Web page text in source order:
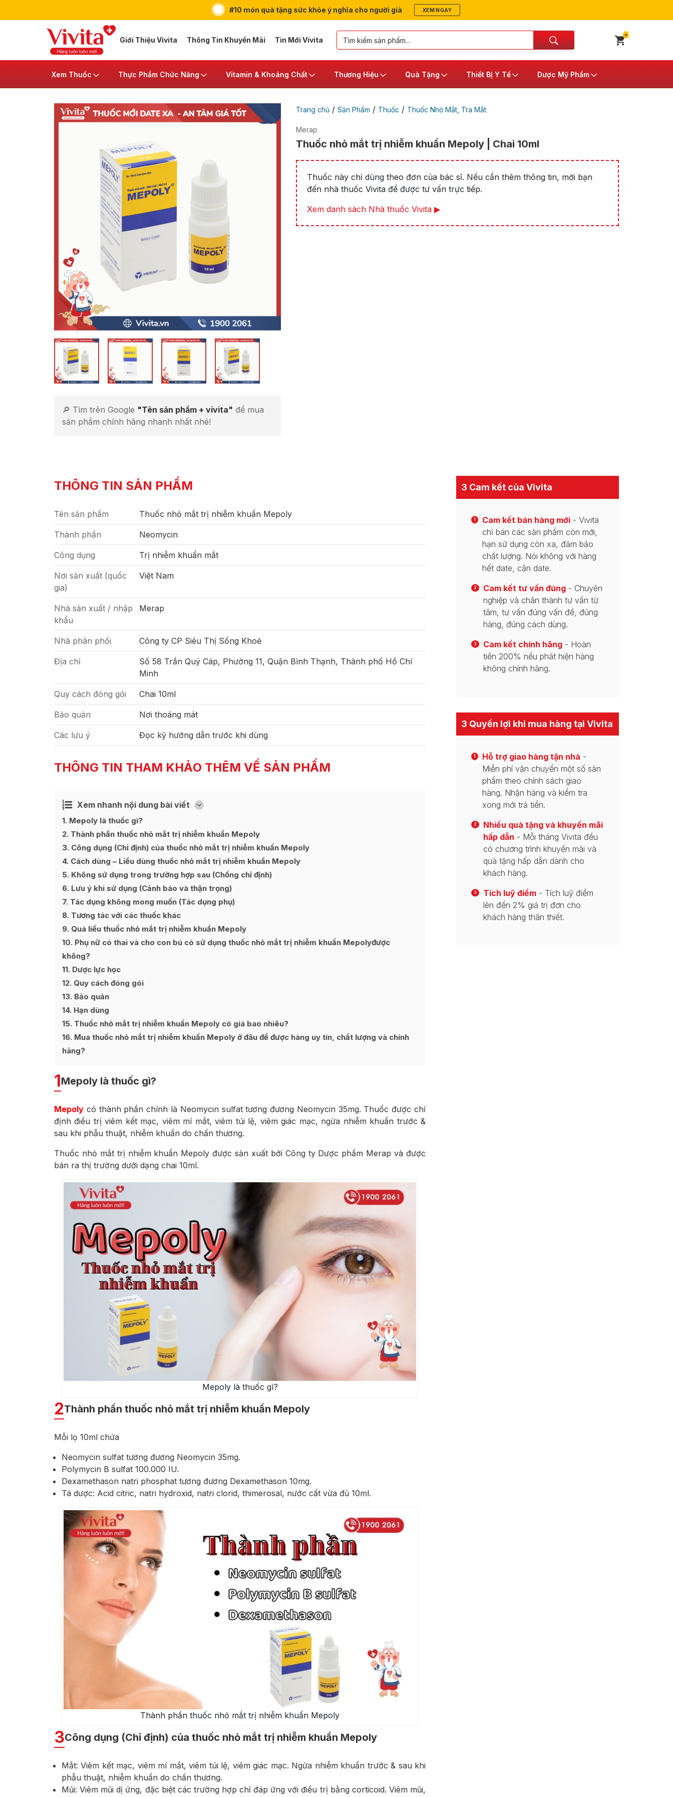
#10 món quà tặng sức khỏe ý nghĩa cho người già XEM NGAY
Giới Thiệu Vivita Thông Tin Khuyến Mãi Tin Mới Vivita
0
Xem Thuốc Thực Phẩm Chức Năng Vitamin & Khoáng Chất Thương Hiệu Quà Tặng Thiết Bị Y Tế Dược Mỹ Phẩm
🔎 Tìm trên Google "Tên sản phẩm + vivita" để mua
sản phẩm chính hãng nhanh nhất nhé!
Trang chủ/ Sản Phẩm / Thuốc / Thuốc Nhỏ Mắt, Tra Mắt
Merap
Thuốc nhỏ mắt trị nhiễm khuẩn Mepoly | Chai 10ml
Thuốc này chỉ dùng theo đơn của bác sĩ. Nếu cần thêm thông tin, mời bạn
đến nhà thuốc Vivita để được tư vấn trực tiếp.
Xem danh sách Nhà thuốc Vivita ▶
THÔNG TIN SẢN PHẨM
Tên sản phẩm Thuốc nhỏ mắt trị nhiễm khuẩn Mepoly
Thành phần Neomycin
Công dụng Trị nhiễm khuẩn mắt
Nơi sản xuất (quốc
gia)
Việt Nam
Nhà sản xuất / nhập
khẩu
Merap
Nhà phân phối Công ty CP Siêu Thị Sống Khoẻ
Địa chỉ
Số 58 Trần Quý Cáp, Phường 11, Quận Bình Thạnh, Thành phố Hồ Chí
Minh
Quy cách đóng gói Chai 10ml
Bảo quản Nơi thoáng mát
Các lưu ý Đọc kỹ hướng dẫn trước khi dùng
THÔNG TIN THAM KHẢO THÊM VỀ SẢN PHẨM
Xem nhanh nội dung bài viết [
Ẩn
1 Mepoly là thuốc gì?
2 Thành phần thuốc nhỏ mắt trị nhiễm khuẩn Mepoly
3 Công dụng (Chỉ định) của thuốc nhỏ mắt trị nhiễm khuẩn Mepoly
4 Cách dùng – Liều dùng thuốc nhỏ mắt trị nhiễm khuẩn Mepoly
5 Không sử dụng trong trường hợp sau (Chống chỉ định)
6 Lưu ý khi sử dụng (Cảnh báo và thận trọng)
7 Tác dụng không mong muốn (Tác dụng phụ)
8 Tương tác với các thuốc khác
9 Quá liều thuốc nhỏ mắt trị nhiễm khuẩn Mepoly
10 Phụ nữ có thai và cho con bú có sử dụng thuốc nhỏ mắt trị nhiễm khuẩn Mepolyđược
không?
11 Dược lực học
12 Quy cách đóng gói
13 Bảo quản
14 Hạn dùng
15 Thuốc nhỏ mắt trị nhiễm khuẩn Mepoly có giá bao nhiêu?
16 Mua thuốc nhỏ mắt trị nhiễm khuẩn Mepoly ở đâu để được hàng uy tín, chất lượng và chính
hãng?
1Mepoly là thuốc gì?
Mepoly có thành phần chính là Neomycin sulfat tương đương Neomycin 35mg. Thuốc được chỉ
định điều trị viêm kết mạc, viêm mí mắt, viêm túi lệ, viêm giác mạc, ngừa nhiễm khuẩn trước &
sau khi phẫu thuật, nhiễm khuẩn do chấn thương.
Thuốc nhỏ mắt trị nhiễm khuẩn Mepoly được sản xuất bởi Công ty Dược phẩm Merap và được
bán ra thị trường dưới dạng chai 10ml.
Mepoly là thuốc gì?
2Thành phần thuốc nhỏ mắt trị nhiễm khuẩn Mepoly
Mỗi lọ 10ml chứa
Neomycin sulfat tương đương Neomycin 35mg.
Polymycin B sulfat 100.000 IU.
Dexamethason natri phosphat tương đương Dexamethason 10mg.
Tá dược: Acid citric, natri hydroxid, natri clorid, thimerosal, nước cất vừa đủ 10ml.
Thành phần thuốc nhỏ mắt trị nhiễm khuẩn Mepoly
3Công dụng (Chỉ định) của thuốc nhỏ mắt trị nhiễm khuẩn Mepoly
Mắt: Viêm kết mạc, viêm mí mắt, viêm túi lệ, viêm giác mạc. Ngừa nhiễm khuẩn trước & sau khi
phẫu thuật, nhiễm khuẩn do chấn thương.
Mũi: Viêm mũi dị ứng, đặc biệt các trường hợp chỉ đáp ứng với điều trị bằng corticoid. Viêm mũi,
3 Cam kết của Vivita
1 Cam kết bán hàng mới - Vivita
chỉ bán các sản phẩm còn mới,
hạn sử dụng còn xa, đảm bảo
chất lượng. Nói không với hàng
hết date, cận date.
2 Cam kết tư vấn đúng - Chuyên
nghiệp và chân thành tư vấn từ
tâm, tư vấn đúng vấn đề, đúng
hàng, đúng cách dùng.
3 Cam kết chính hãng - Hoàn
tiền 200% nếu phát hiện hàng
không chính hãng.
3 Quyền lợi khi mua hàng tại Vivita
1 Hỗ trợ giao hàng tận nhà -
Miễn phí vận chuyển một số sản
phẩm theo chính sách giao
hàng. Nhận hàng và kiểm tra
xong mới trả tiền.
2
Nhiều quà tặng và khuyến mãi
hấp dẫn - Mỗi tháng Vivita đều
có chương trình khuyến mãi và
quà tặng hấp dẫn dành cho
khách hàng.
3 Tích luỹ điểm - Tích luỹ điểm
lên đến 2% giá trị đơn cho
khách hàng thân thiết.